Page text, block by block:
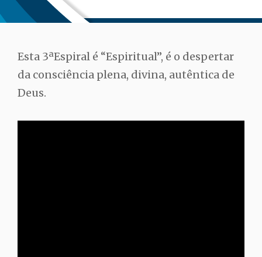
Esta 3ªEspiral é “Espiritual”, é o despertar
da consciência plena, divina, autêntica de
Deus.